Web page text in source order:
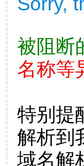
被阻断
名称等
特别提
解析到
域名解